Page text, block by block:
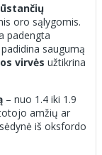
oro sąlygomis.
padengta
saugumą
virvės užtikrina
– nuo 1.4 iki 1.9
amžių ar
iš oksfordo